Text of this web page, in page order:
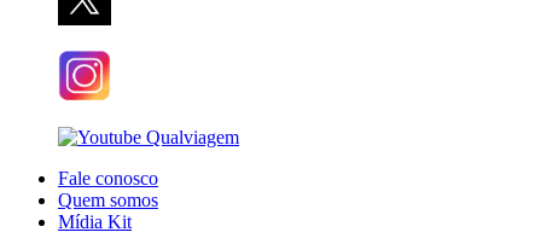
Fale conosco
Quem somos
Mídia Kit